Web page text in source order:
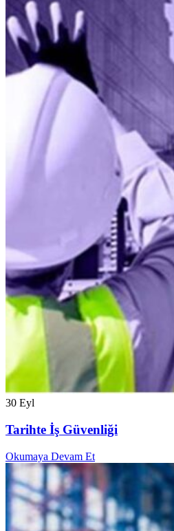
30 Eyl
Tarihte İş Güvenliği
Okumaya Devam Et